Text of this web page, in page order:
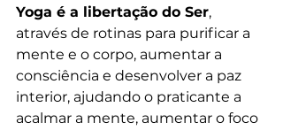
Yoga é a libertação do Ser,
através de rotinas para purificar a
mente e o corpo, aumentar a
consciência e desenvolver a paz
interior, ajudando o praticante a
acalmar a mente, aumentar o foco